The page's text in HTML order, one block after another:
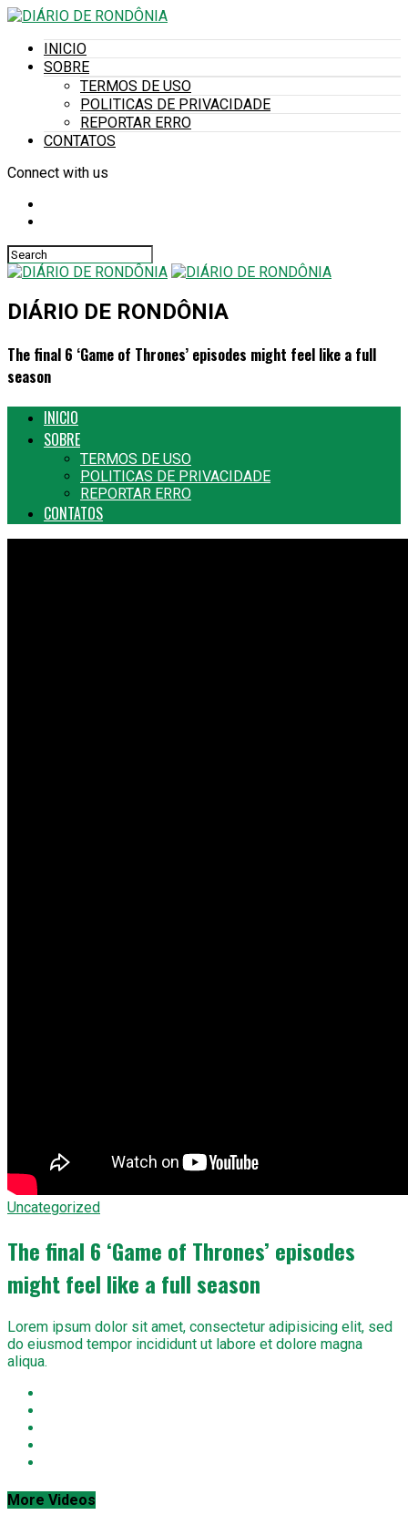
INICIO
SOBRE
TERMOS DE USO
POLITICAS DE PRIVACIDADE
REPORTAR ERRO
CONTATOS
Connect with us
DIÁRIO DE RONDÔNIA
The final 6 ‘Game of Thrones’ episodes might feel like a full
season
INICIO
SOBRE
TERMOS DE USO
POLITICAS DE PRIVACIDADE
REPORTAR ERRO
CONTATOS
Uncategorized
The final 6 ‘Game of Thrones’ episodes
might feel like a full season
Lorem ipsum dolor sit amet, consectetur adipisicing elit, sed
do eiusmod tempor incididunt ut labore et dolore magna
aliqua.
More Videos